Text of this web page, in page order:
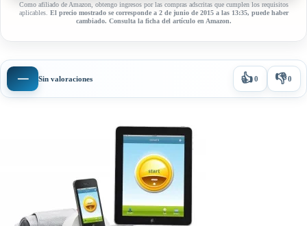
Como afiliado de Amazon, obtengo ingresos por las compras adscritas que cumplen los requisitos
aplicables. El precio mostrado se corresponde a 2 de junio de 2015 a las 13:35, puede haber
cambiado. Consulta la ficha del artículo en Amazon.
— Sin valoraciones 👍0 👎0